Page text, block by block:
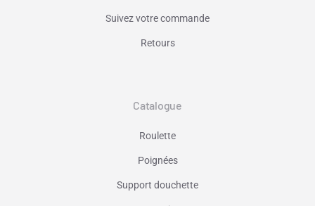
Suivez votre commande
Retours
Catalogue
Roulette
Poignées
Support douchette